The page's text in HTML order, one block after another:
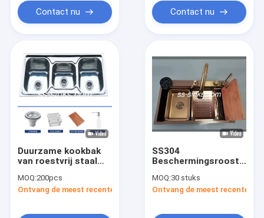
Contact nu Contact nu
Duurzame kookbak
van roestvrij staal
MOQ:200pcs
Ontvang de meest recente Prijs
SS304
Beschermingsrooster
Zwart handgemaakte
keuken wasbak
MOQ:30 stuks
Ontvang de meest recente